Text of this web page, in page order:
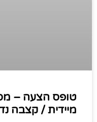
טופס הצעה –
מיידית / קצבה